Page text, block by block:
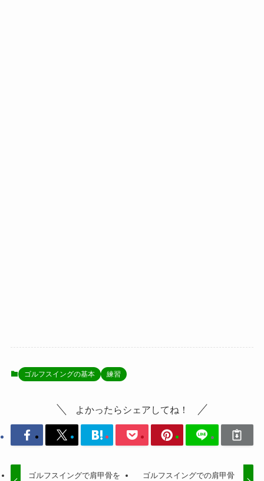
ゴルフスイングの基本 練習
よかったらシェアしてね！
ゴルフスイングで肩甲骨を
ゴルフスイングでの肩甲骨